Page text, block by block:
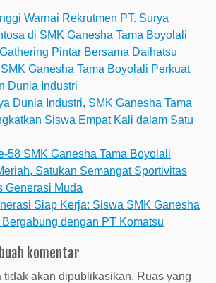
Warnai Rekrutmen PT. Surya
di SMK Ganesha Tama Boyolali
Pintar Bersama Daihatsu
Ganesha Tama Boyolali Perkuat
Dunia Industri
Dunia Industri, SMK Ganesha Tama
Siswa Empat Kali dalam Satu
58 SMK Ganesha Tama Boyolali
Satukan Semangat Sportivitas
Generasi Muda
Siap Kerja: Siswa SMK Ganesha
dengan PT Komatsu
komentar
tidak akan dipublikasikan. Ruas yang